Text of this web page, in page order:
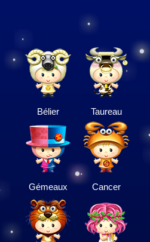
Bélier Taureau
Gémeaux Cancer